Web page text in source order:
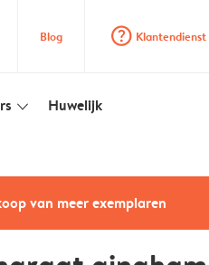
Blog question_mark_circle Klantendienst
slim_arrow_down Huwelijk
van meer exemplaren